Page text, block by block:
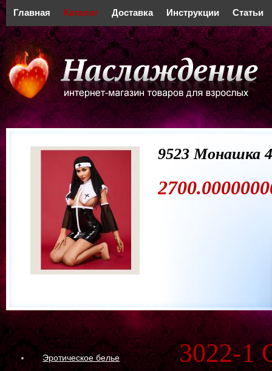
Главная Каталог Доставка Инструкции Статьи
9523 Монашка
Эротическое белье 3022-1